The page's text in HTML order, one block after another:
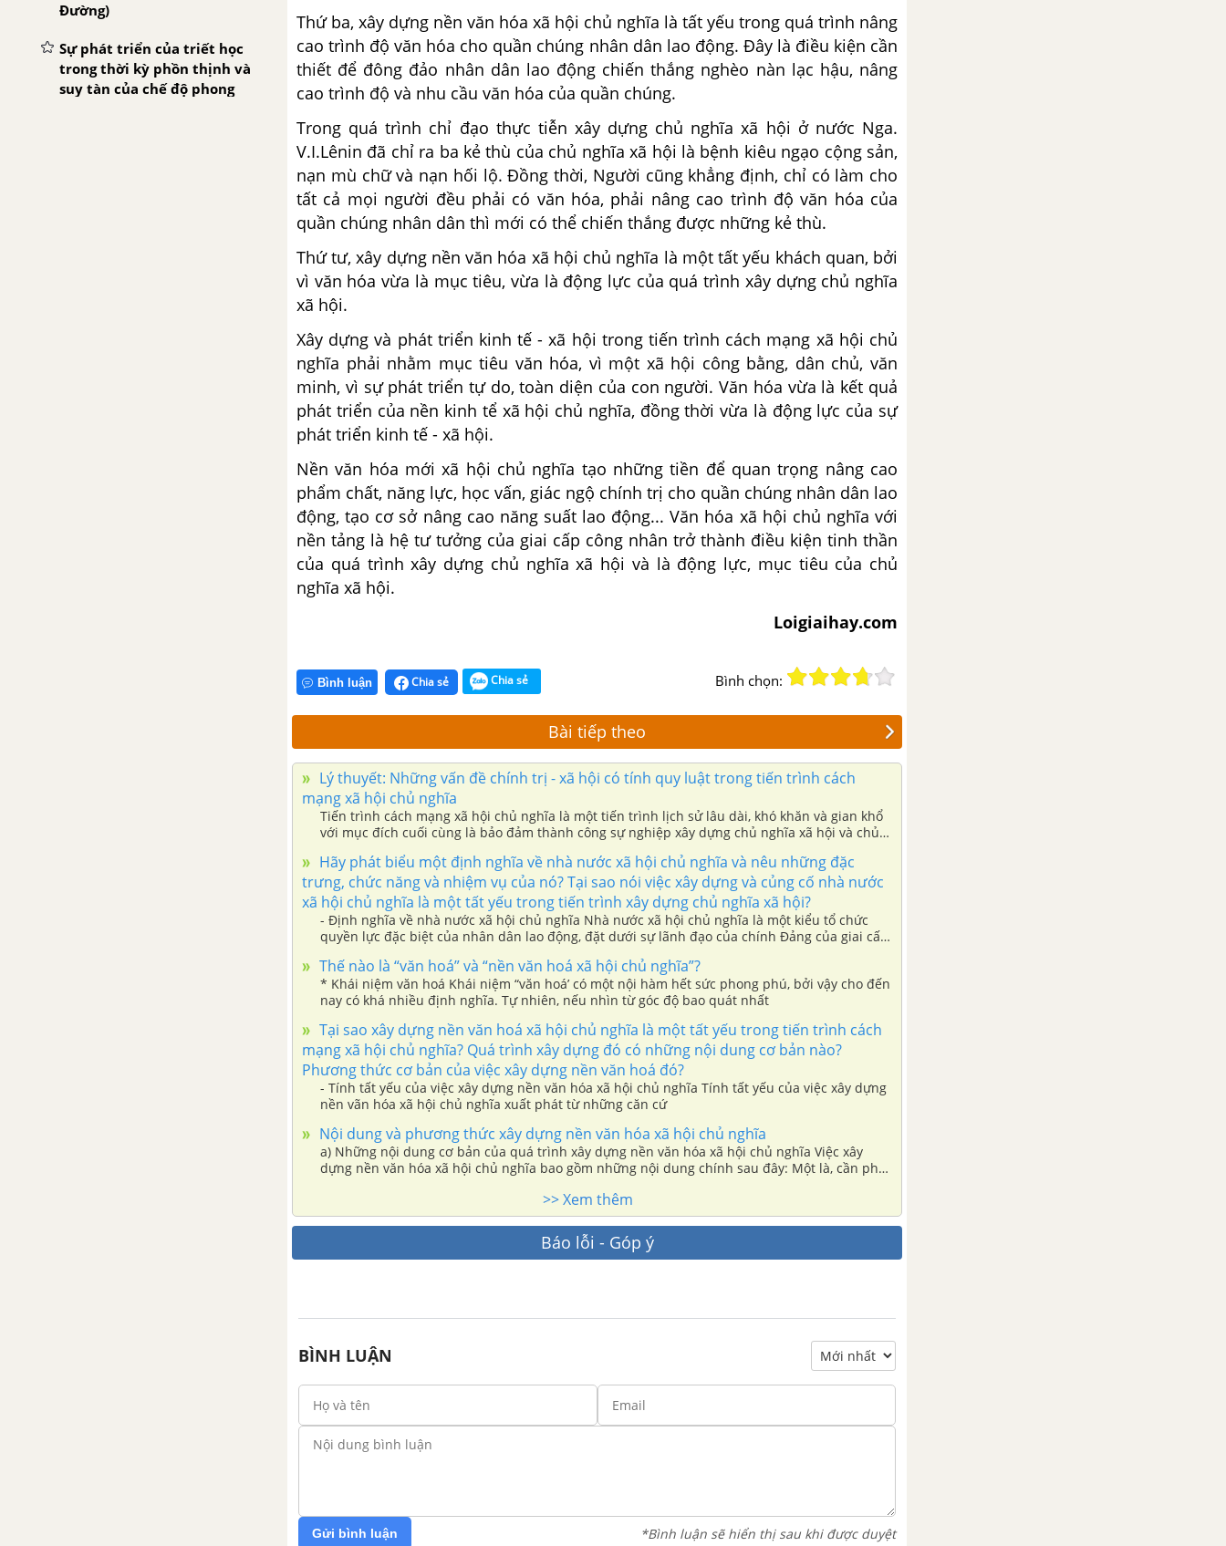
Đường)
Sự phát triển của triết học
trong thời kỳ phồn thịnh và
suy tàn của chế độ phong
Thứ ba, xây dựng nền văn hóa xã hội chủ nghĩa là tất yếu trong quá trình nâng
cao trình độ văn hóa cho quần chúng nhân dân lao động. Đây là điều kiện cần
thiết để đông đảo nhân dân lao động chiến thắng nghèo nàn lạc hậu, nâng
cao trình độ và nhu cầu văn hóa của quần chúng.
Trong quá trình chỉ đạo thực tiễn xây dựng chủ nghĩa xã hội ở nước Nga.
V.I.Lênin đã chỉ ra ba kẻ thù của chủ nghĩa xã hội là bệnh kiêu ngạo cộng sản,
nạn mù chữ và nạn hối lộ. Đồng thời, Người cũng khẳng định, chỉ có làm cho
tất cả mọi người đều phải có văn hóa, phải nâng cao trình độ văn hóa của
quần chúng nhân dân thì mới có thể chiến thắng được những kẻ thù.
Thứ tư, xây dựng nền văn hóa xã hội chủ nghĩa là một tất yếu khách quan, bởi
vì văn hóa vừa là mục tiêu, vừa là động lực của quá trình xây dựng chủ nghĩa
xã hội.
Xây dựng và phát triển kinh tế - xã hội trong tiến trình cách mạng xã hội chủ
nghĩa phải nhằm mục tiêu văn hóa, vì một xã hội công bằng, dân chủ, văn
minh, vì sự phát triển tự do, toàn diện của con người. Văn hóa vừa là kết quả
phát triển của nền kinh tể xã hội chủ nghĩa, đồng thời vừa là động lực của sự
phát triển kinh tế - xã hội.
Nền văn hóa mới xã hội chủ nghĩa tạo những tiền để quan trọng nâng cao
phẩm chất, năng lực, học vấn, giác ngộ chính trị cho quần chúng nhân dân lao
động, tạo cơ sở nâng cao năng suất lao động... Văn hóa xã hội chủ nghĩa với
nền tảng là hệ tư tưởng của giai cấp công nhân trở thành điều kiện tinh thần
của quá trình xây dựng chủ nghĩa xã hội và là động lực, mục tiêu của chủ
nghĩa xã hội.
Loigiaihay.com
Bình luận Chia sẻ Chia sẻ Bình chọn:
Bài tiếp theo
Lý thuyết: Những vấn đề chính trị - xã hội có tính quy luật trong tiến trình cách
mạng xã hội chủ nghĩa
Tiến trình cách mạng xã hội chủ nghĩa là một tiến trình lịch sử lâu dài, khó khăn và gian khổ
với mục đích cuối cùng là bảo đảm thành công sự nghiệp xây dựng chủ nghĩa xã hội và chủ
Hãy phát biểu một định nghĩa về nhà nước xã hội chủ nghĩa và nêu những đặc
trưng, chức năng và nhiệm vụ của nó? Tại sao nói việc xây dựng và củng cố nhà nước
xã hội chủ nghĩa là một tất yếu trong tiến trình xây dựng chủ nghĩa xã hội?
- Định nghĩa về nhà nước xã hội chủ nghĩa Nhà nước xã hội chủ nghĩa là một kiểu tổ chức
quyền lực đặc biệt của nhân dân lao động, đặt dưới sự lãnh đạo của chính Đảng của giai cấp
Thế nào là “văn hoá” và “nền văn hoá xã hội chủ nghĩa”?
* Khái niệm văn hoá Khái niệm “văn hoá’ có một nội hàm hết sức phong phú, bởi vậy cho đến
nay có khá nhiều định nghĩa. Tự nhiên, nếu nhìn từ góc độ bao quát nhất
Tại sao xây dựng nền văn hoá xã hội chủ nghĩa là một tất yếu trong tiến trình cách
mạng xã hội chủ nghĩa? Quá trình xây dựng đó có những nội dung cơ bản nào?
Phương thức cơ bản của việc xây dựng nền văn hoá đó?
- Tính tất yếu của việc xây dựng nền văn hóa xã hội chủ nghĩa Tính tất yếu của việc xây dựng
nền vãn hóa xã hội chủ nghĩa xuất phát từ những căn cứ
Nội dung và phương thức xây dựng nền văn hóa xã hội chủ nghĩa
a) Những nội dung cơ bản của quá trình xây dựng nền văn hóa xã hội chủ nghĩa Việc xây
dựng nền văn hóa xã hội chủ nghĩa bao gồm những nội dung chính sau đây: Một là, cần phải
>> Xem thêm
Báo lỗi - Góp ý
BÌNH LUẬN
Gửi bình luận *Bình luận sẽ hiển thị sau khi được duyệt